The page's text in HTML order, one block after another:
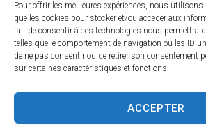
Pour offrir les meilleures expériences, nous utilisons
que les cookies pour stocker et/ou accéder aux
fait de consentir à ces technologies nous permettra
telles que le comportement de navigation ou les ID
de ne pas consentir ou de retirer son consentement
sur certaines caractéristiques et fonctions.
ACCEPTER
Accessibilité